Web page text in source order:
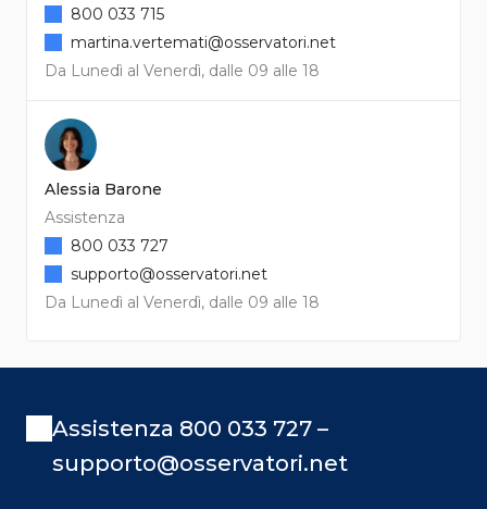
Da Lunedì al Venerdì, dalle 09 alle 18
800 033 715
martina.vertemati@osservatori.net
Alessia Barone
Assistenza
Da Lunedì al Venerdì, dalle 09 alle 18
800 033 727
supporto@osservatori.net
Assistenza 800 033 727 –
supporto@osservatori.net